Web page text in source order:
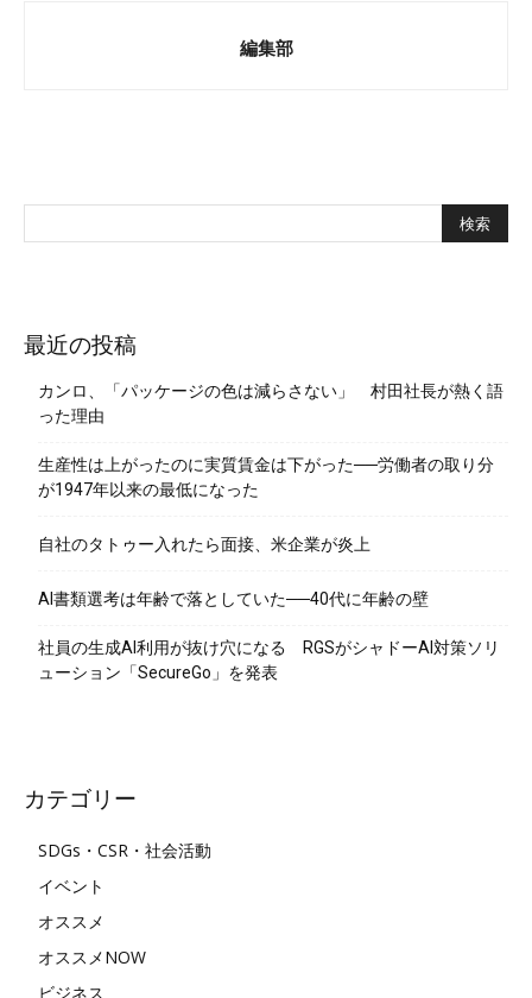
編集部
最近の投稿
カンロ、「パッケージの色は減らさない」 村田社長が熱く語
った理由
生産性は上がったのに実質賃金は下がった──労働者の取り分
が1947年以来の最低になった
自社のタトゥー入れたら面接、米企業が炎上
AI書類選考は年齢で落としていた──40代に年齢の壁
社員の生成AI利用が抜け穴になる RGSがシャドーAI対策ソリ
ューション「SecureGo」を発表
カテゴリー
SDGs・CSR・社会活動
イベント
オススメ
オススメNOW
ビジネス